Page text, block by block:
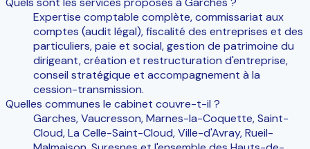
Expertise comptable complète, commissariat aux
comptes (audit légal), fiscalité des entreprises et des
particuliers, paie et social, gestion de patrimoine du
dirigeant, création et restructuration d'entreprise,
conseil stratégique et accompagnement à la
cession-transmission.
Quelles communes le cabinet couvre-t-il ?
Garches, Vaucresson, Marnes-la-Coquette, Saint-
Cloud, La Celle-Saint-Cloud, Ville-d'Avray, Rueil-